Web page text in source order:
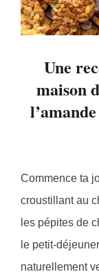
Une
maison
Commence ta
croustillant au
les pépites de
le petit-
naturellement